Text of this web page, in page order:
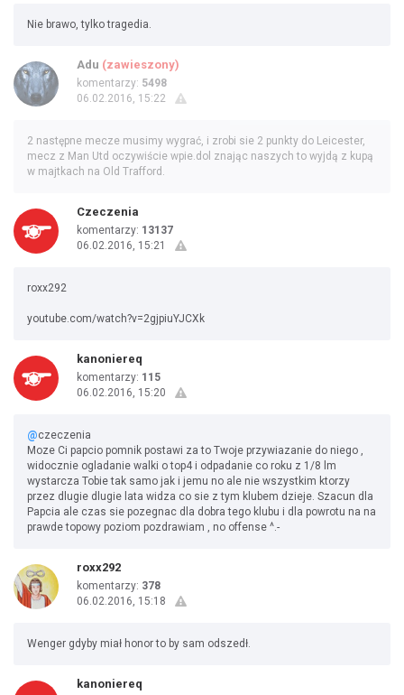
Nie brawo, tylko tragedia.
Adu (zawieszony)
komentarzy: 5498
06.02.2016, 15:22
2 następne mecze musimy wygrać, i zrobi sie 2 punkty do Leicester,
mecz z Man Utd oczywiście wpie.dol znając naszych to wyjdą z kupą
w majtkach na Old Trafford.
Czeczenia
komentarzy: 13137
06.02.2016, 15:21
roxx292
youtube.com/watch?v=2gjpiuYJCXk
kanoniereq
komentarzy: 115
06.02.2016, 15:20
@czeczenia
Moze Ci papcio pomnik postawi za to Twoje przywiazanie do niego ,
widocznie ogladanie walki o top4 i odpadanie co roku z 1/8 lm
wystarcza Tobie tak samo jak i jemu no ale nie wszystkim ktorzy
przez dlugie dlugie lata widza co sie z tym klubem dzieje. Szacun dla
Papcia ale czas sie pozegnac dla dobra tego klubu i dla powrotu na na
prawde topowy poziom pozdrawiam , no offense ^.-
roxx292
komentarzy: 378
06.02.2016, 15:18
Wenger gdyby miał honor to by sam odszedł.
kanoniereq